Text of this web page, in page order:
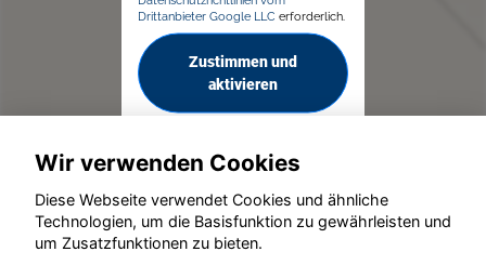
Drittanbieter Google LLC erforderlich.
Zustimmen und
aktivieren
© konjunkturmotor.de GmbH 2020 - 2026
Wir verwenden Cookies
Diese Webseite verwendet Cookies und ähnliche
Technologien, um die Basisfunktion zu gewährleisten und
um Zusatzfunktionen zu bieten.